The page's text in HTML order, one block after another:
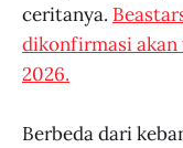
ceritanya.
dikonfirmasi akan
2026.
Berbeda dari